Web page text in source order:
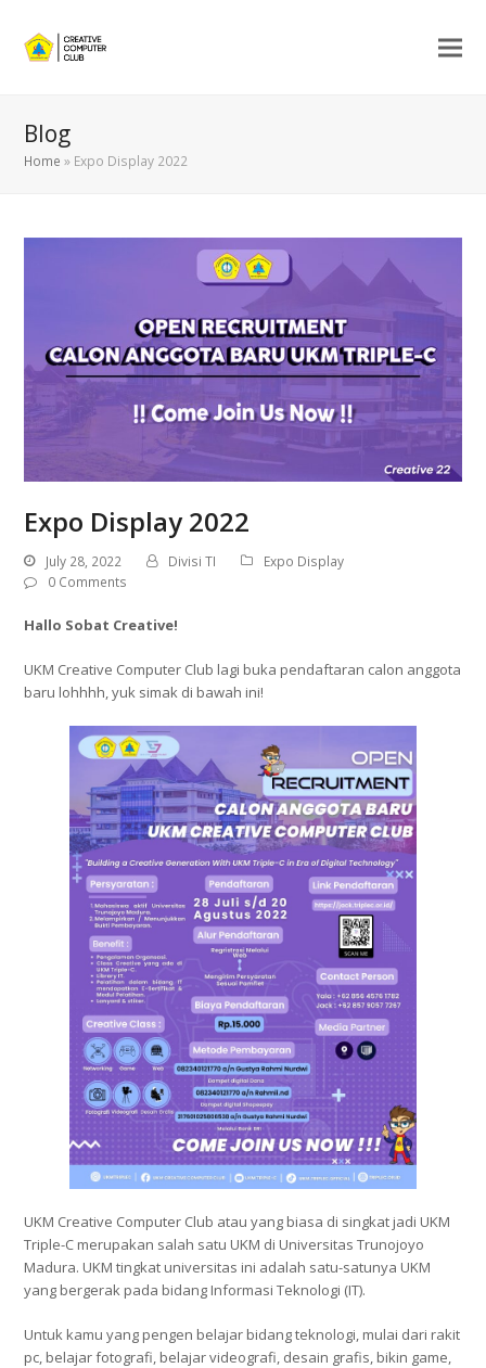
Blog
Home » Expo Display 2022
Expo Display 2022
July 28, 2022 Divisi TI
Expo Display
0 Comments
Hallo Sobat Creative!
UKM Creative Computer Club lagi buka pendaftaran calon anggota
baru lohhhh, yuk simak di bawah ini!
UKM Creative Computer Club atau yang biasa di singkat jadi UKM
Triple-C merupakan salah satu UKM di Universitas Trunojoyo
Madura. UKM tingkat universitas ini adalah satu-satunya UKM
yang bergerak pada bidang Informasi Teknologi (IT).
Untuk kamu yang pengen belajar bidang teknologi, mulai dari rakit
pc, belajar fotografi, belajar videografi, desain grafis, bikin game,